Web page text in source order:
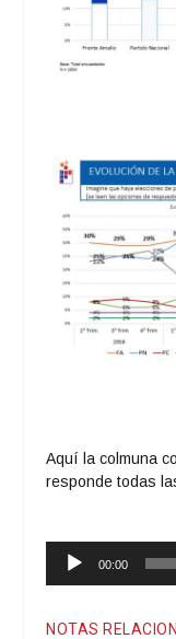
Aquí la colmuna
responde todas
Reproductor
00:00
NOTAS